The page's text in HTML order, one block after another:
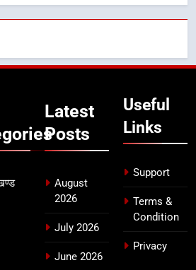
कावड़ मेले को सकुशल रूप से संपन्न कराने
के लिए खुद मैदान में उतरे एसएसपी दून
मुख्यमंत्री ने तीलू रौतेली एवं आंगनबाड़ी
कार्यकत्री पुरस्कार से मातृशक्ति को किया
सम्मानित
उत्तराखण्ड
खेल महाकुंभ 2026ः 01 सितंबर से सजेगा
मुख्यमंत्री चौम्पियनशिप ट्रॉफी का मंच,
न्याय पंचायत से राज्य स्तर तक होगा
प्रतिभा का प्रदर्शन
Latest
Posts
August
2026
July 2026
June 2026
Useful
Links
Support
Terms &
Condition
Privacy